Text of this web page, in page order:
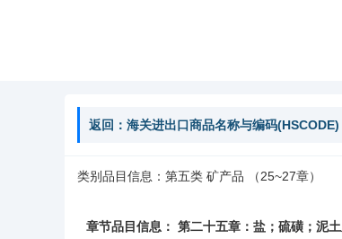
返回：海关进出口商品名称与编码
类别品目信息：第五类 矿产品 （25~27章）
章节品目信息： 第二十五章：盐；硫磺；泥